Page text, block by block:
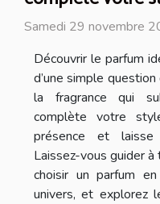
Samedi 29 novembre
Découvrir le parfum
d’une simple
la fragrance qui
complète votre
présence et laisse
Laissez-vous guider
choisir un parfum
univers, et explorez